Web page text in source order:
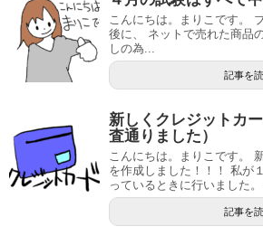
こんにちは。まりこです。
後に、 ネットで売れた商品
しの為...
記事を
新しくクレジットカ
査通りました）
こんにちは。まりこです。
を作成しました！！！ 私が
っているときに行いました
記事を